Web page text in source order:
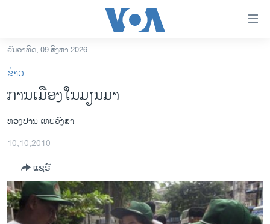
ເຂົ້າ
ຫາ
ຂ້າມ
ໄປ
ຫາ
ການເລືອກຕັ້ງ ປະທານາທີບໍດີ ສະຫະລັດ 2024
ຂ່າວ​ຈີນ
ໂລກ
ເອເຊຍ
ອິດສະຫຼະພາບດ້ານການຂ່າວ
ວັນອາທິດ, 09 ສິງຫາ 2026
ຂ່າວ
ການເມືອງໃນມຽນມາ
ທອງປານ ເທບວົງສາ
10,10,2010
ແຊຣ໌